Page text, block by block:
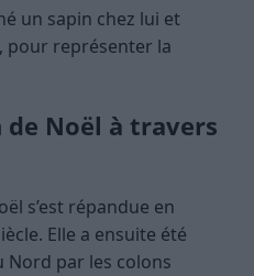
un sapin chez lui et
pour représenter la
Noël à travers
s’est répandue en
Elle a ensuite été
par les colons